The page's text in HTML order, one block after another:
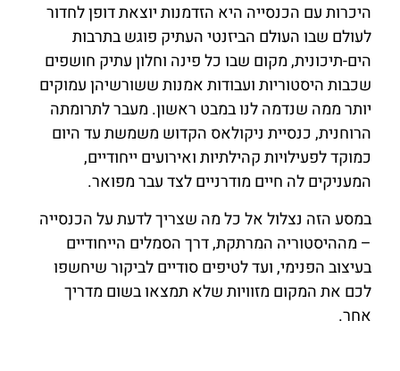
היכרות עם הכנסייה היא הזדמנות יוצאת דופן לחדור
לעולם שבו העולם הביזנטי העתיק פוגש בתרבות
הים-תיכונית, מקום שבו כל פינה וחלון עתיק חושפים
שכבות היסטוריות ועבודות אמנות ששורשיהן עמוקים
יותר ממה שנדמה לנו במבט ראשון. מעבר לתרומתה
הרוחנית, כנסיית ניקולאס הקדוש משמשת עד היום
כמוקד לפעילויות קהילתיות ואירועים ייחודיים,
המעניקים לה חיים מודרניים לצד עבר מפואר.
במסע הזה נצלול אל כל מה שצריך לדעת על הכנסייה
– מההיסטוריה המרתקת, דרך הסמלים הייחודיים
בעיצוב הפנימי, ועד לטיפים סודיים לביקור שיחשפו
לכם את המקום מזוויות שלא תמצאו בשום מדריך
אחר.